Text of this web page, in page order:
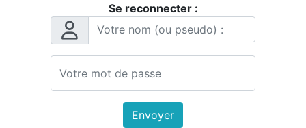
Se reconnecter :
Envoyer